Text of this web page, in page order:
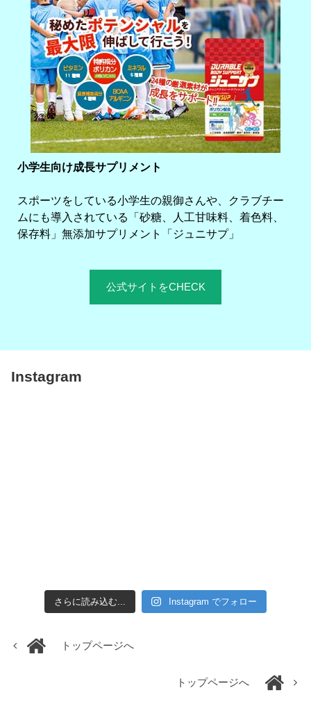
小学生向け成長サプリメント
スポーツをしている小学生の親御さんや、クラブチー
ムにも導入されている「砂糖、人工甘味料、着色料、
保存料」無添加サプリメント「ジュニサプ」
公式サイトをCHECK
Instagram
さらに読み込む... Instagram でフォロー
トップページへ
トップページへ